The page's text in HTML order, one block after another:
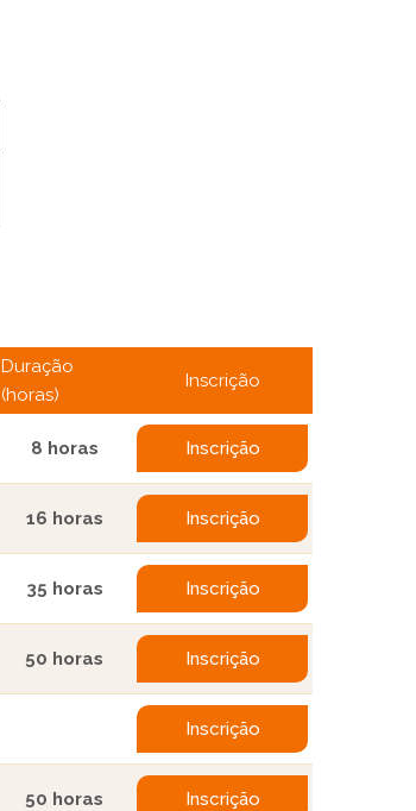
Duração
(horas)
Inscrição
8 horas Inscrição
16 horas Inscrição
35 horas Inscrição
50 horas Inscrição
Inscrição
50 horas Inscrição